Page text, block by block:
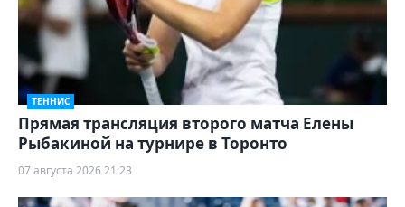
ТЕННИС
Прямая трансляция второго матча Елены
Рыбакиной на турнире в Торонто
07 августа 2026 21:23